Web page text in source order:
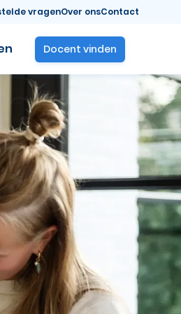
vragenOver onsContact
Docent vinden